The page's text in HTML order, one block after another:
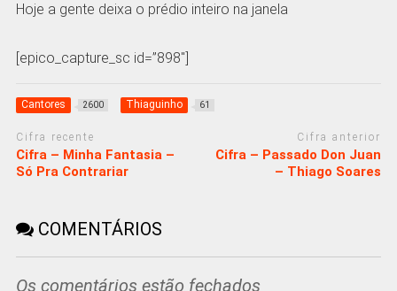
Hoje a gente deixa o prédio inteiro na janela
[epico_capture_sc id=”898″]
Cantores 2600 Thiaguinho 61
Cifra recente
Cifra – Minha Fantasia –
Só Pra Contrariar
Cifra anterior
Cifra – Passado Don Juan
– Thiago Soares
COMENTÁRIOS
Os comentários estão fechados